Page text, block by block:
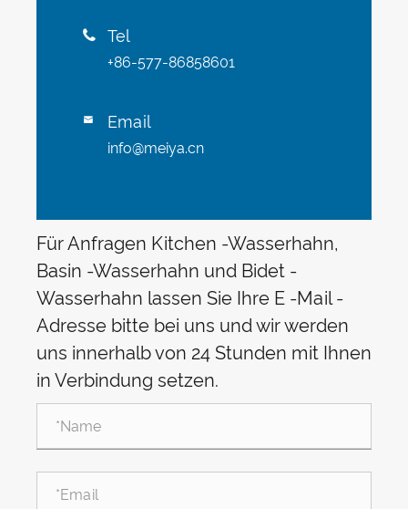
 Tel
+86-577-86858601
 Email
info@meiya.cn
Für Anfragen Kitchen -Wasserhahn,
Basin -Wasserhahn und Bidet -
Wasserhahn lassen Sie Ihre E -Mail -
Adresse bitte bei uns und wir werden
uns innerhalb von 24 Stunden mit Ihnen
in Verbindung setzen.